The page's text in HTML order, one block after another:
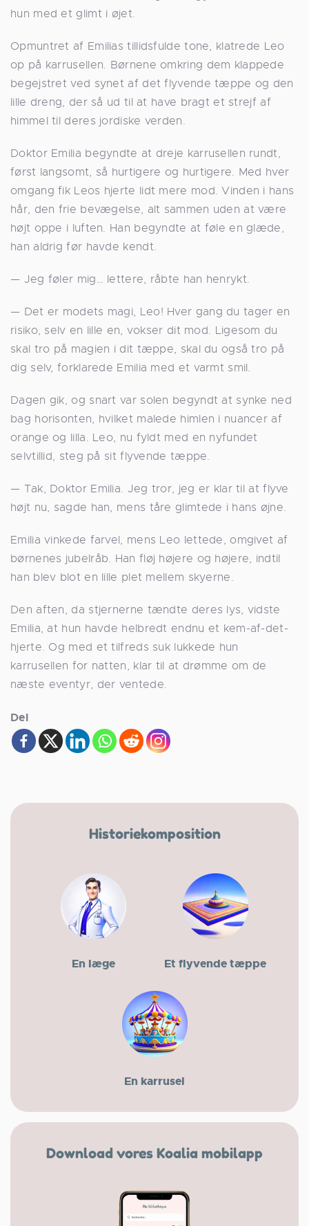
hun med et glimt i øjet.
Opmuntret af Emilias tillidsfulde tone, klatrede Leo
op på karrusellen. Børnene omkring dem klappede
begejstret ved synet af det flyvende tæppe og den
lille dreng, der så ud til at have bragt et strejf af
himmel til deres jordiske verden.
Doktor Emilia begyndte at dreje karrusellen rundt,
først langsomt, så hurtigere og hurtigere. Med hver
omgang fik Leos hjerte lidt mere mod. Vinden i hans
hår, den frie bevægelse, alt sammen uden at være
højt oppe i luften. Han begyndte at føle en glæde,
han aldrig før havde kendt.
— Jeg føler mig… lettere, råbte han henrykt.
— Det er modets magi, Leo! Hver gang du tager en
risiko, selv en lille en, vokser dit mod. Ligesom du
skal tro på magien i dit tæppe, skal du også tro på
dig selv, forklarede Emilia med et varmt smil.
Dagen gik, og snart var solen begyndt at synke ned
bag horisonten, hvilket malede himlen i nuancer af
orange og lilla. Leo, nu fyldt med en nyfundet
selvtillid, steg på sit flyvende tæppe.
— Tak, Doktor Emilia. Jeg tror, jeg er klar til at flyve
højt nu, sagde han, mens tåre glimtede i hans øjne.
Emilia vinkede farvel, mens Leo lettede, omgivet af
børnenes jubelråb. Han fløj højere og højere, indtil
han blev blot en lille plet mellem skyerne.
Den aften, da stjernerne tændte deres lys, vidste
Emilia, at hun havde helbredt endnu et kem-af-det-
hjerte. Og med et tilfreds suk lukkede hun
karrusellen for natten, klar til at drømme om de
næste eventyr, der ventede.
Del
Historiekomposition
En læge Et flyvende tæppe
En karrusel
Download vores Koalia mobilapp